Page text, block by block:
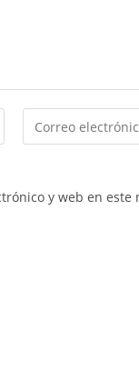
y web en